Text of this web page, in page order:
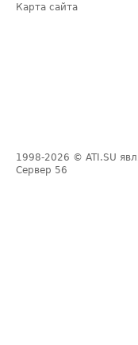
Карта сайта
1998-2026 © ATI.SU
Сервер 56